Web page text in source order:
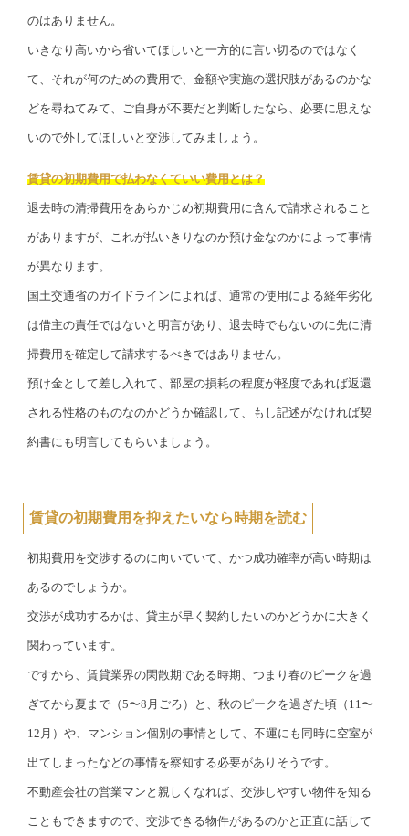
のはありません。
いきなり高いから省いてほしいと一方的に言い切るのではなく
て、それが何のための費用で、金額や実施の選択肢があるのかな
どを尋ねてみて、ご自身が不要だと判断したなら、必要に思えな
いので外してほしいと交渉してみましょう。
賃貸の初期費用で払わなくていい費用とは？
退去時の清掃費用をあらかじめ初期費用に含んで請求されること
がありますが、これが払いきりなのか預け金なのかによって事情
が異なります。
国土交通省のガイドラインによれば、通常の使用による経年劣化
は借主の責任ではないと明言があり、退去時でもないのに先に清
掃費用を確定して請求するべきではありません。
預け金として差し入れて、部屋の損耗の程度が軽度であれば返還
される性格のものなのかどうか確認して、もし記述がなければ契
約書にも明言してもらいましょう。
賃貸の初期費用を抑えたいなら時期を読む
初期費用を交渉するのに向いていて、かつ成功確率が高い時期は
あるのでしょうか。
交渉が成功するかは、貸主が早く契約したいのかどうかに大きく
関わっています。
ですから、賃貸業界の閑散期である時期、つまり春のピークを過
ぎてから夏まで（5〜8月ごろ）と、秋のピークを過ぎた頃（11〜
12月）や、マンション個別の事情として、不運にも同時に空室が
出てしまったなどの事情を察知する必要がありそうです。
不動産会社の営業マンと親しくなれば、交渉しやすい物件を知る
こともできますので、交渉できる物件があるのかと正直に話して